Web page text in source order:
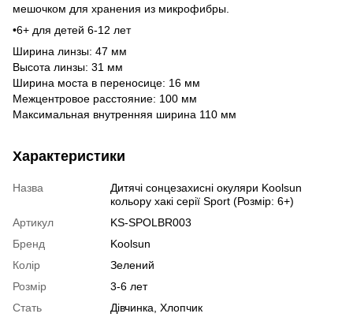
мешочком для хранения из микрофибры.
•6+ для детей 6-12 лет
Ширина линзы: 47 мм
Высота линзы: 31 мм
Ширина моста в переносице: 16 мм
Межцентровое расстояние: 100 мм
Максимальная внутренняя ширина 110 мм
Характеристики
Назва
Дитячі сонцезахисні окуляри Koolsun
кольору хакі серії Sport (Розмір: 6+)
Артикул
KS-SPOLBR003
Бренд
Koolsun
Колір
Зелений
Розмір
3-6 лет
Стать
Дівчинка, Хлопчик